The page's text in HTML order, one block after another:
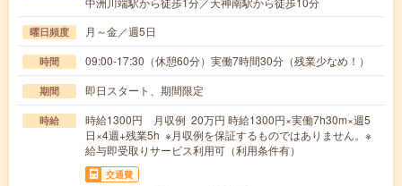
曜日頻度 月～金／週5日
時間 09:00-17:30（休憩60分）実働7時間30分（残業少なめ！）
期間 即日スタート、期間限定
時給
時給1300円 月収例 20万円 時給1300円×実働7h30m×週5
日×4週+残業5h ※月収例を保証するものではありません。※
給与即受取りサービス利用可（利用条件有）
交通費